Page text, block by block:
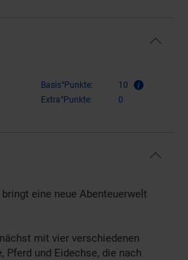
Basis°Punkte:
10
Extra°Punkte:
0
eine neue Abenteuerwelt
mit vier verschiedenen
Pferd und Eidechse, die nach